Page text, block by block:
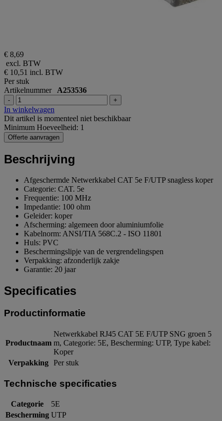
€ 8,69
excl. BTW
€ 10,51 incl. BTW
Per stuk
Artikelnummer A253536
- +
In winkelwagen
Dit artikel is momenteel niet beschikbaar
Minimum Hoeveelheid: 1
Offerte aanvragen
Beschrijving
Afgeschermde Netwerkkabel CAT 5e F/UTP snagless koper
Categorie: CAT. 5e
Frequentie: 100 MHz
Impedantie: 100 ohm
Geleider: koper
Afscherming: algemeen door aluminiumfolie
Kabelnorm: ANSI/TIA 568C.2 - ISO 11801
Huls: PVC
Beschermingslipje van de vergrendelingspen
Verpakking: afzonderlijk zakje
Garantie: 20 jaar
Specificaties
Productinformatie
Productnaam
Netwerkkabel RJ45 CAT 5E F/UTP SNG groen 5
m, Categorie: 5E, Bescherming: UTP, Type kabel:
Koper
Verpakking Per stuk
Technische specificaties
Categorie
5E
Bescherming UTP